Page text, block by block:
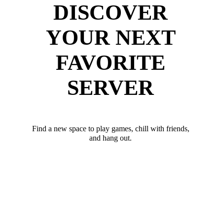
DISCOVER
YOUR NEXT
FAVORITE
SERVER
Find a new space to play games, chill with friends,
and hang out.